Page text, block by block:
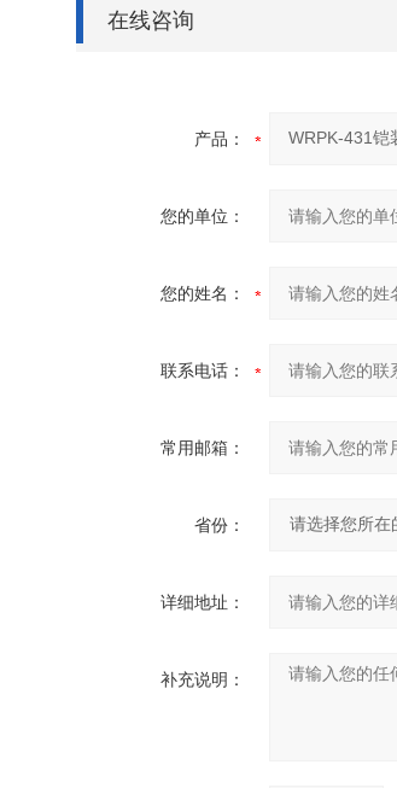
在线咨询
产品：
您的单位：
您的姓名：
联系电话：
常用邮箱：
省份：
详细地址：
补充说明：